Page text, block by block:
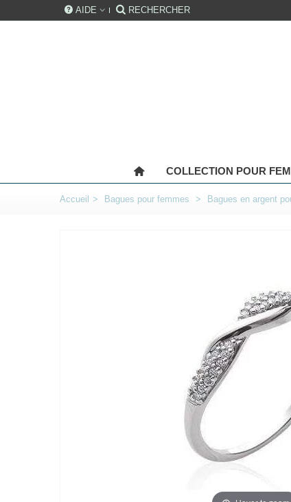
AIDE RECHERCHER
COLLECTION POUR
Accueil > Bagues pour femmes > Bagues en argent